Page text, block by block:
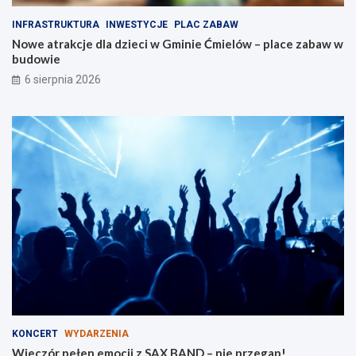
d
l
a
r
z
i
n
z
i
e
INFRASTRUKTURA INWESTYCJE PLAC ZABAW
Nowe atrakcje dla dzieci w Gminie Ćmielów – place zabaw w
budowie
6 sierpnia 2026
KONCERT WYDARZENIA
Wieczór pełen emocji z SAX BAND – nie przegap!